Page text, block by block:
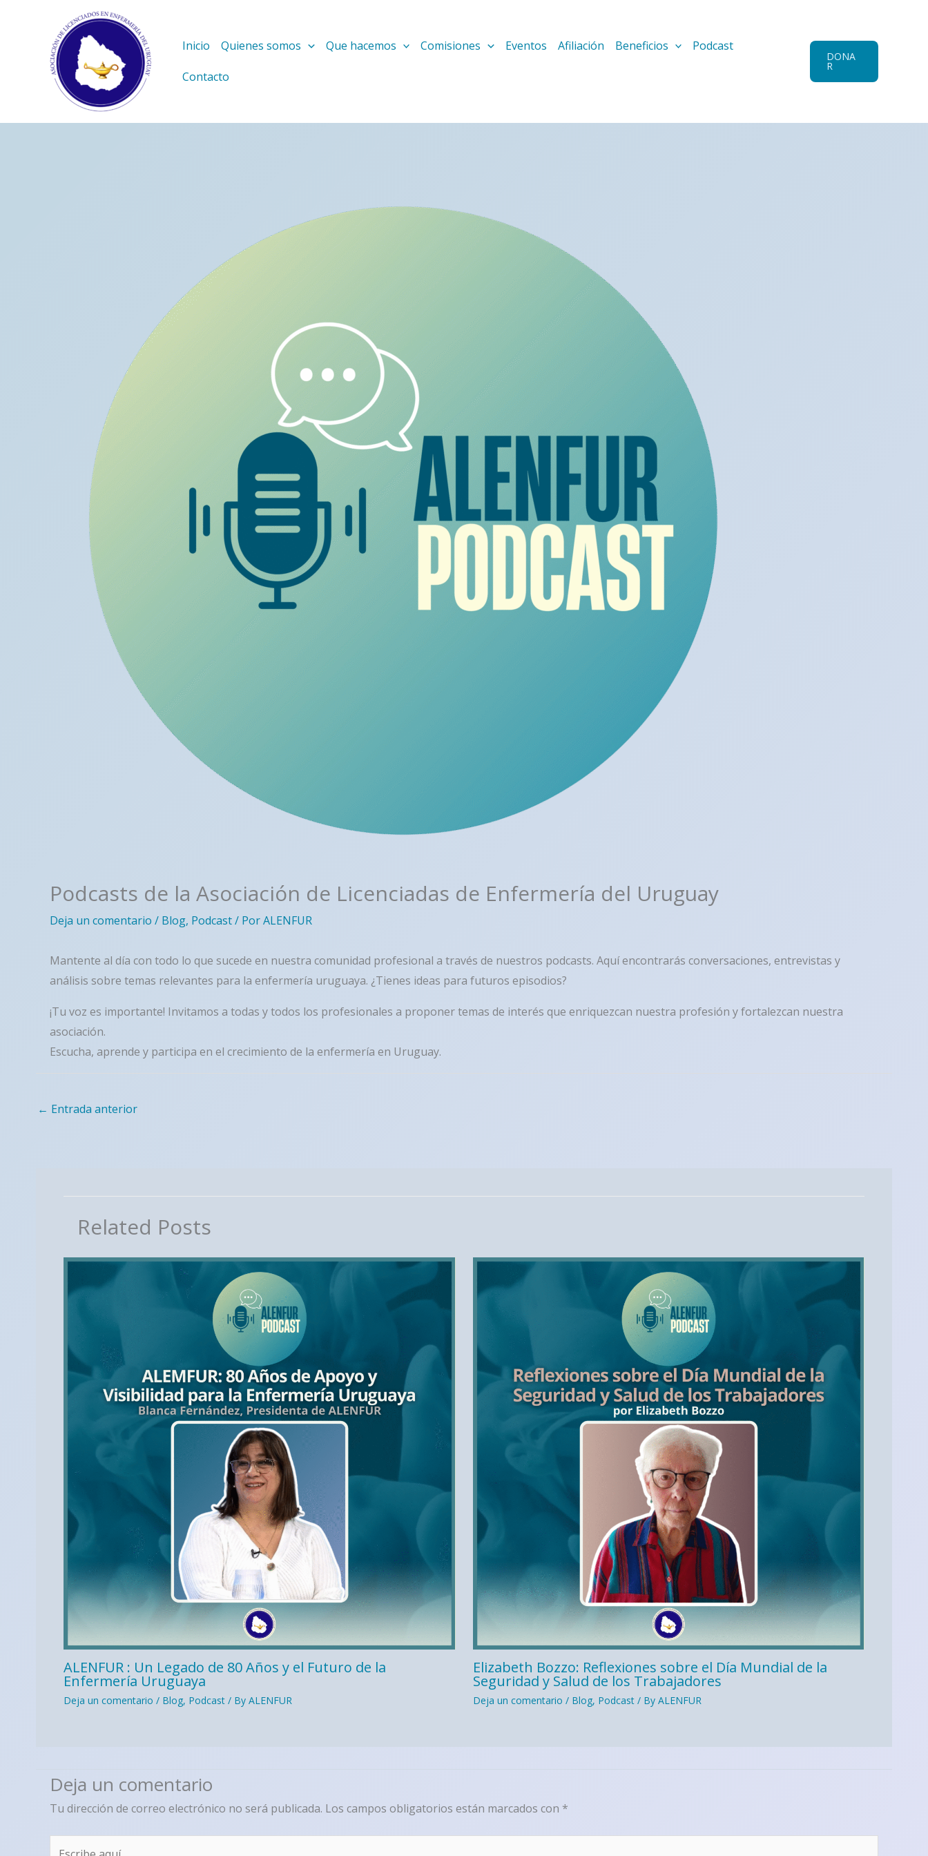
Inicio Quienes somos Que hacemos Comisiones Eventos Afiliación Beneficios Podcast
Contacto
DONA
R
Podcasts de la Asociación de Licenciadas de Enfermería del Uruguay
Deja un comentario / Blog, Podcast/ PorALENFUR
Mantente al día con todo lo que sucede en nuestra comunidad profesional a través de nuestros podcasts. Aquí encontrarás conversaciones, entrevistas y
análisis sobre temas relevantes para la enfermería uruguaya. ¿Tienes ideas para futuros episodios?
¡Tu voz es importante! Invitamos a todas y todos los profesionales a proponer temas de interés que enriquezcan nuestra profesión y fortalezcan nuestra
asociación.
Escucha, aprende y participa en el crecimiento de la enfermería en Uruguay.
← Entrada anterior
Related Posts
ALENFUR : Un Legado de 80 Años y el Futuro de la
Enfermería Uruguaya
Deja un comentario / Blog, Podcast / By ALENFUR
Elizabeth Bozzo: Reflexiones sobre el Día Mundial de la
Seguridad y Salud de los Trabajadores
Deja un comentario / Blog, Podcast/ By ALENFUR
Deja un comentario
Tu dirección de correo electrónico no será publicada. Los campos obligatorios están marcados con *